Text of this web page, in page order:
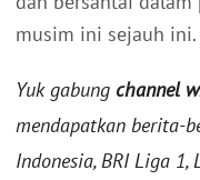
musim ini sejauh ini.
Yuk gabung channel
mendapatkan berita-
Indonesia, BRI Liga